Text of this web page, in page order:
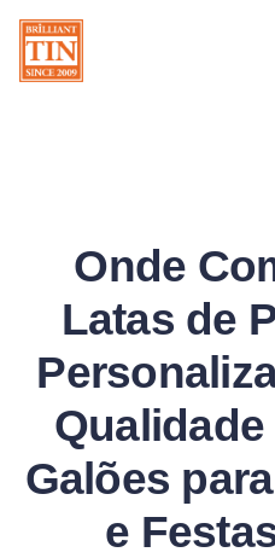
Onde
Latas de
Qualidade
Galões
e
Produtos
Serviços ao Cliente
Feiras de Negócios
Certificados
Sustentabilidade